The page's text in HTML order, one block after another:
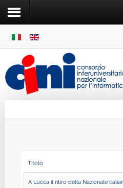
MENU
Titolo
A Lucca il ritiro della Nazionale